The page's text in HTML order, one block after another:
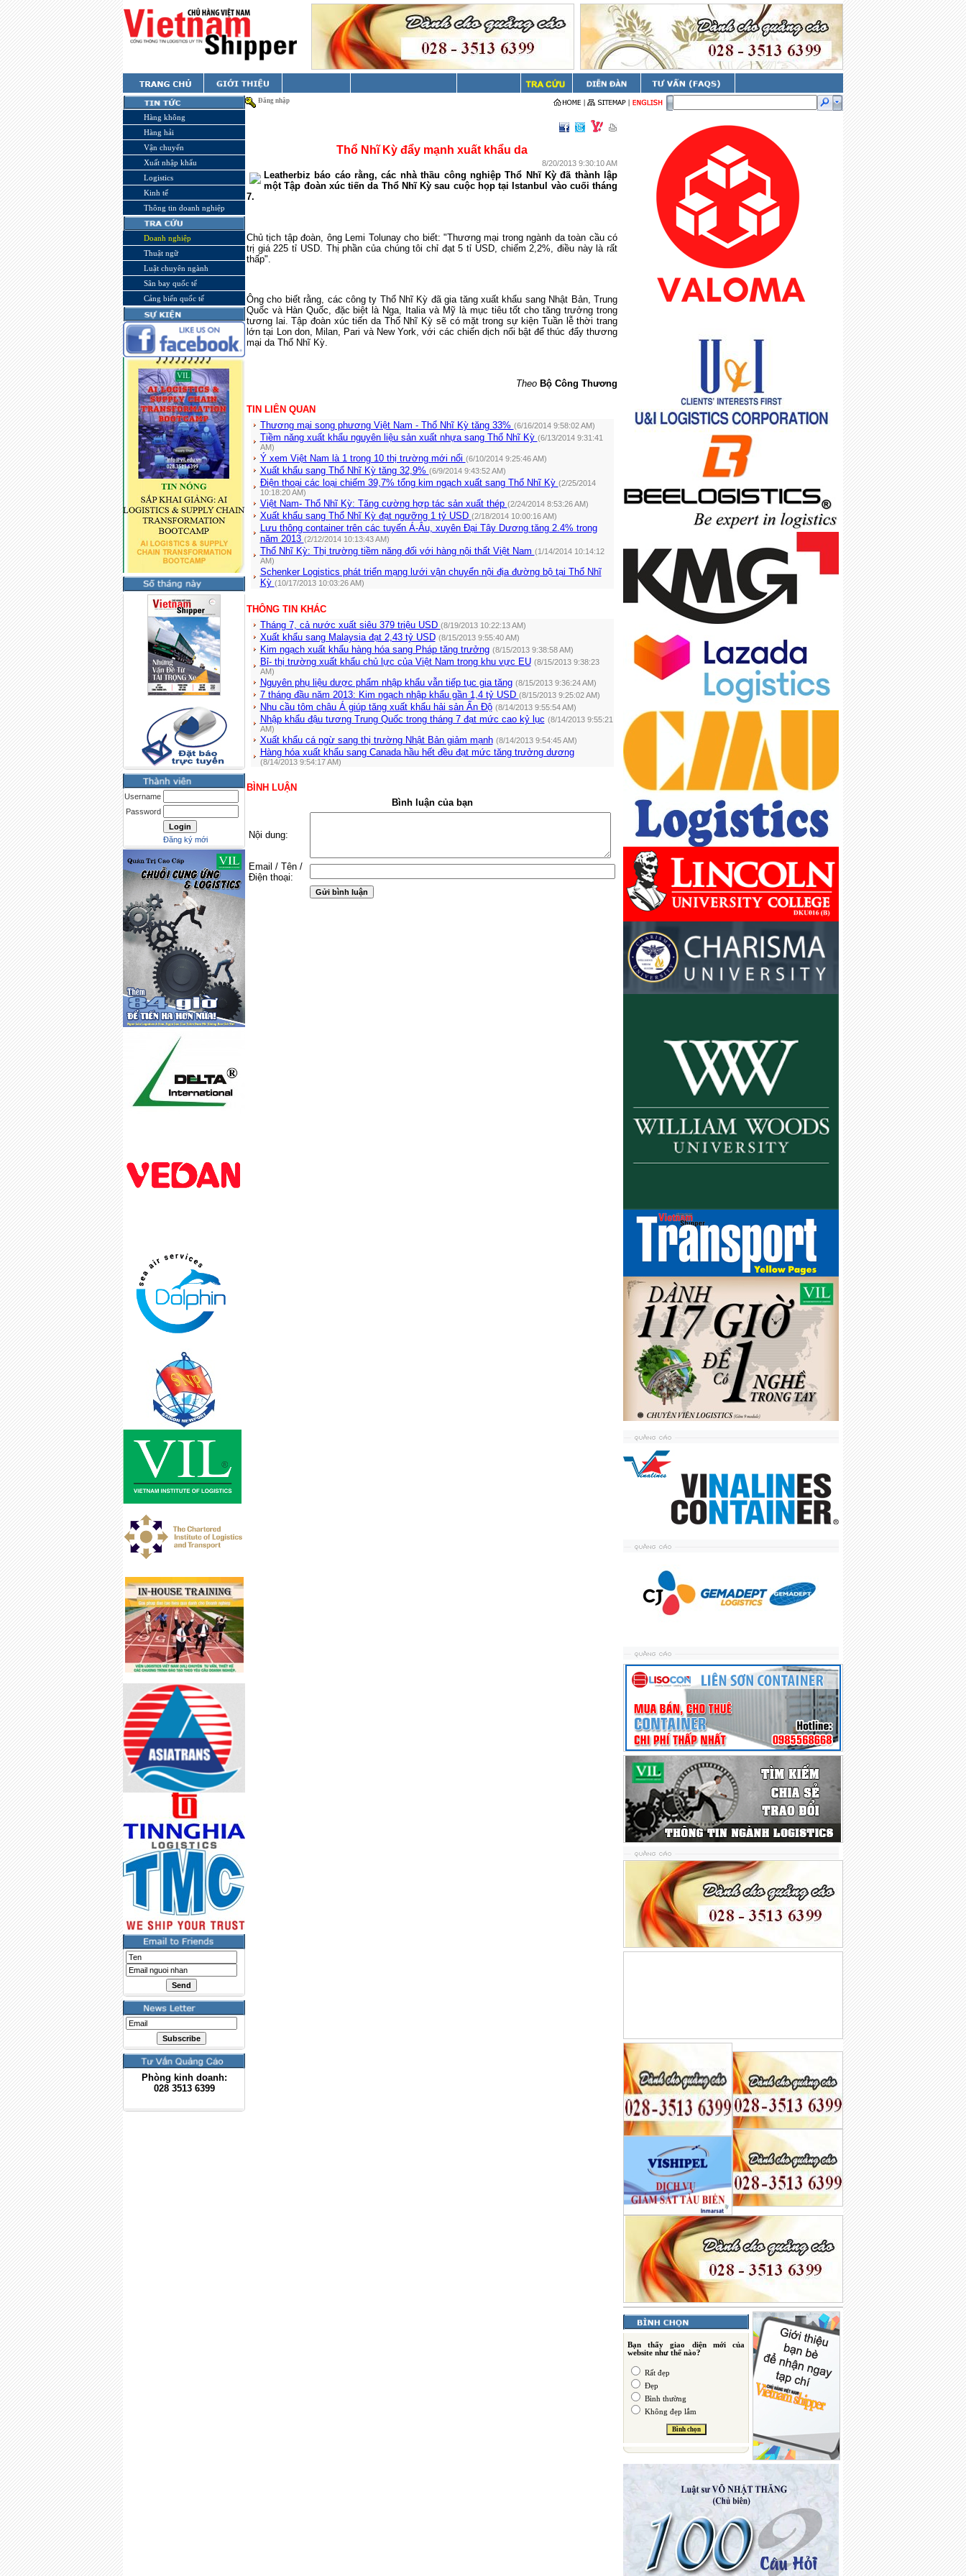
Hàng không
Hàng hải
Vận chuyển
Xuất nhập khẩu
Logistics
Kinh tế
Thông tin doanh nghiệp
Doanh nghiệp
Thuật ngữ
Luật chuyên ngành
Sân bay quốc tế
Cảng biển quốc tế
Username
Password
Đăng ký mới
Phòng kinh doanh:
028 3513 6399
Đăng nhập
Thổ Nhĩ Kỳ đẩy mạnh xuất khẩu da
8/20/2013 9:30:10 AM
Leatherbiz báo cáo rằng, các nhà thầu công nghiệp Thổ Nhĩ Kỳ đã thành lập
một Tập đoàn xúc tiến da Thổ Nhĩ Kỳ sau cuộc họp tại Istanbul vào cuối tháng
7.
Chủ tịch tập đoàn, ông Lemi Tolunay cho biết: "Thương mại trong ngành da toàn cầu có
trị giá 225 tỉ USD. Thị phần của chúng tôi chỉ đạt 5 tỉ USD, chiếm 2,2%, điều này là rất
thấp".
Ông cho biết rằng, các công ty Thổ Nhĩ Kỳ đã gia tăng xuất khẩu sang Nhật Bản, Trung
Quốc và Hàn Quốc, đặc biệt là Nga, Italia và Mỹ là mục tiêu tốt cho tăng trưởng trong
tương lai. Tập đoàn xúc tiến da Thổ Nhĩ Kỳ sẽ có mặt trong sự kiện Tuần lễ thời trang
lớn tại Lon don, Milan, Pari và New York, với các chiến dịch nổi bật để thúc đẩy thương
mại da Thổ Nhĩ Kỳ.
Theo Bộ Công Thương
TIN LIÊN QUAN
Thương mại song phương Việt Nam - Thổ Nhĩ Kỳ tăng 33% (6/16/2014 9:58:02 AM)
Tiềm năng xuất khẩu nguyên liệu sản xuất nhựa sang Thổ Nhĩ Kỳ (6/13/2014 9:31:41
AM)
Ý xem Việt Nam là 1 trong 10 thị trường mới nổi (6/10/2014 9:25:46 AM)
Xuất khẩu sang Thổ Nhĩ Kỳ tăng 32,9% (6/9/2014 9:43:52 AM)
Điện thoại các loại chiếm 39,7% tổng kim ngạch xuất sang Thổ Nhĩ Kỳ (2/25/2014
10:18:20 AM)
Việt Nam- Thổ Nhĩ Kỳ: Tăng cường hợp tác sản xuất thép (2/24/2014 8:53:26 AM)
Xuất khẩu sang Thổ Nhĩ Kỳ đạt ngưỡng 1 tỷ USD (2/18/2014 10:00:16 AM)
Lưu thông container trên các tuyến Á-Âu, xuyên Đại Tây Dương tăng 2.4% trong
năm 2013 (2/12/2014 10:13:43 AM)
Thổ Nhĩ Kỳ: Thị trường tiềm năng đối với hàng nội thất Việt Nam (1/14/2014 10:14:12
AM)
Schenker Logistics phát triển mạng lưới vận chuyển nội địa đường bộ tại Thổ Nhĩ
Kỳ (10/17/2013 10:03:26 AM)
THÔNG TIN KHÁC
Tháng 7, cả nước xuất siêu 379 triệu USD (8/19/2013 10:22:13 AM)
Xuất khẩu sang Malaysia đạt 2,43 tỷ USD (8/15/2013 9:55:40 AM)
Kim ngạch xuất khẩu hàng hóa sang Pháp tăng trưởng (8/15/2013 9:38:58 AM)
Bỉ- thị trường xuất khẩu chủ lực của Việt Nam trong khu vực EU (8/15/2013 9:38:23
AM)
Nguyên phụ liệu dược phẩm nhập khẩu vẫn tiếp tục gia tăng (8/15/2013 9:36:24 AM)
7 tháng đầu năm 2013: Kim ngạch nhập khẩu gần 1,4 tỷ USD (8/15/2013 9:25:02 AM)
Nhu cầu tôm châu Á giúp tăng xuất khẩu hải sản Ấn Độ (8/14/2013 9:55:54 AM)
Nhập khẩu đậu tương Trung Quốc trong tháng 7 đạt mức cao kỷ lục (8/14/2013 9:55:21
AM)
Xuất khẩu cá ngừ sang thị trường Nhật Bản giảm mạnh (8/14/2013 9:54:45 AM)
Hàng hóa xuất khẩu sang Canada hầu hết đều đạt mức tăng trưởng dương
(8/14/2013 9:54:17 AM)
BÌNH LUẬN
Bình luận của bạn
Nội dung:
Email / Tên /
Điện thoại:
Bạn thấy giao diện mới của
website như thế nào?
Rất đẹp
Đẹp
Bình thường
Không đẹp lắm